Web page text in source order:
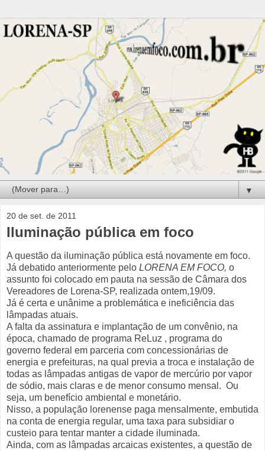
▼
20 de set. de 2011
Iluminação pública em foco
A questão da iluminação pública está novamente em foco.
Já debatido anteriormente pelo LORENA EM FOCO, o
assunto foi colocado em pauta na sessão de Câmara dos
Vereadores de Lorena-SP, realizada ontem,19/09.
Já é certa e unânime a problemática e ineficiência das
lâmpadas atuais.
A falta da assinatura e implantação de um convênio, na
época, chamado de programa ReLuz , programa do
governo federal em parceria com concessionárias de
energia e prefeituras, na qual previa a troca e instalação de
todas as lâmpadas antigas de vapor de mercúrio por vapor
de sódio, mais claras e de menor consumo mensal. Ou
seja, um benefício ambiental e monetário.
Nisso, a população lorenense paga mensalmente, embutida
na conta de energia regular, uma taxa para subsidiar o
custeio para tentar manter a cidade iluminada.
Ainda, com as lâmpadas arcaicas existentes, a questão de